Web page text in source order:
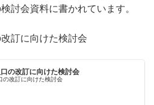
討会資料に書かれています。
訂に向けた検討会
の改訂に向けた検討会
の改訂に向けた検討会